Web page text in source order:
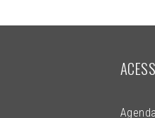
Agenda